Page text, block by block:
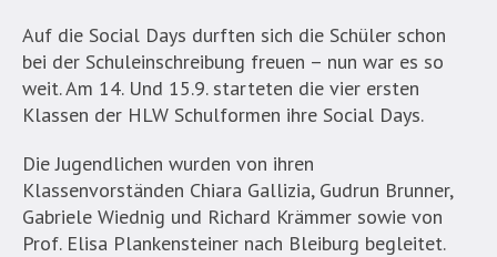
Auf die Social Days durften sich die Schüler schon
bei der Schuleinschreibung freuen – nun war es so
weit. Am 14. Und 15.9. starteten die vier ersten
Klassen der HLW Schulformen ihre Social Days.
Die Jugendlichen wurden von ihren
Klassenvorständen Chiara Gallizia, Gudrun Brunner,
Gabriele Wiednig und Richard Krämmer sowie von
Prof. Elisa Plankensteiner nach Bleiburg begleitet.